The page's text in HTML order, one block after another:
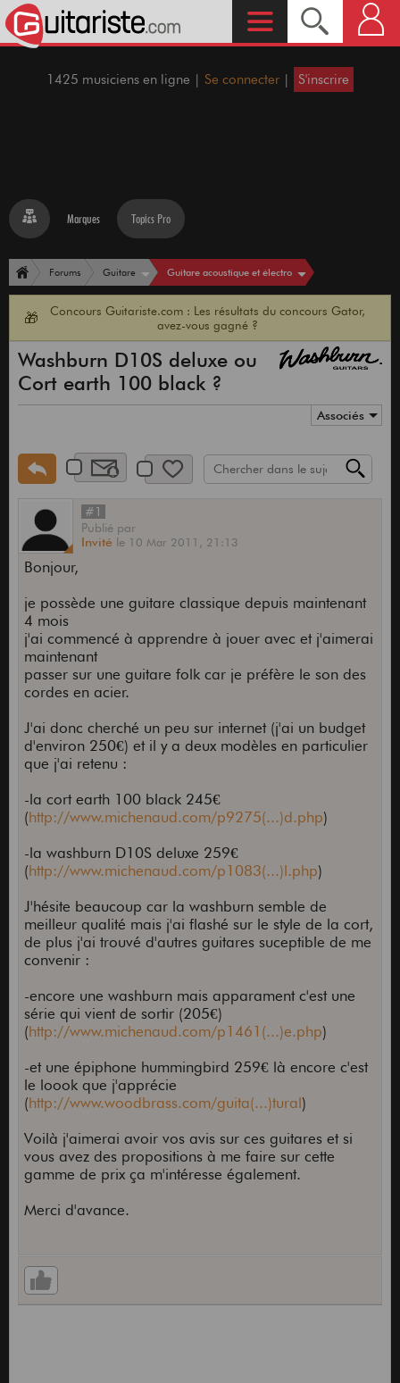
1425 musiciens en ligne | Se connecter | S'inscrire
Marques Topics Pro
Forums Guitare Guitare acoustique et électro
🎁
Concours Guitariste.com : Les résultats du concours Gator,
avez-vous gagné ?
Washburn D10S deluxe ou
Cort earth 100 black ?
Associés
#1
Publié par
Invité le 10 Mar 2011, 21:13
Bonjour,
je possède une guitare classique depuis maintenant
4 mois
j'ai commencé à apprendre à jouer avec et j'aimerai
maintenant
passer sur une guitare folk car je préfère le son des
cordes en acier.
J'ai donc cherché un peu sur internet (j'ai un budget
d'environ 250€) et il y a deux modèles en particulier
que j'ai retenu :
-la cort earth 100 black 245€
(http://www.michenaud.com/p9275(...)d.php)
-la washburn D10S deluxe 259€
(http://www.michenaud.com/p1083(...)l.php)
J'hésite beaucoup car la washburn semble de
meilleur qualité mais j'ai flashé sur le style de la cort,
de plus j'ai trouvé d'autres guitares suceptible de me
convenir :
-encore une washburn mais apparament c'est une
série qui vient de sortir (205€)
(http://www.michenaud.com/p1461(...)e.php)
-et une épiphone hummingbird 259€ là encore c'est
le loook que j'apprécie
(http://www.woodbrass.com/guita(...)tural)
Voilà j'aimerai avoir vos avis sur ces guitares et si
vous avez des propositions à me faire sur cette
gamme de prix ça m'intéresse également.
Merci d'avance.